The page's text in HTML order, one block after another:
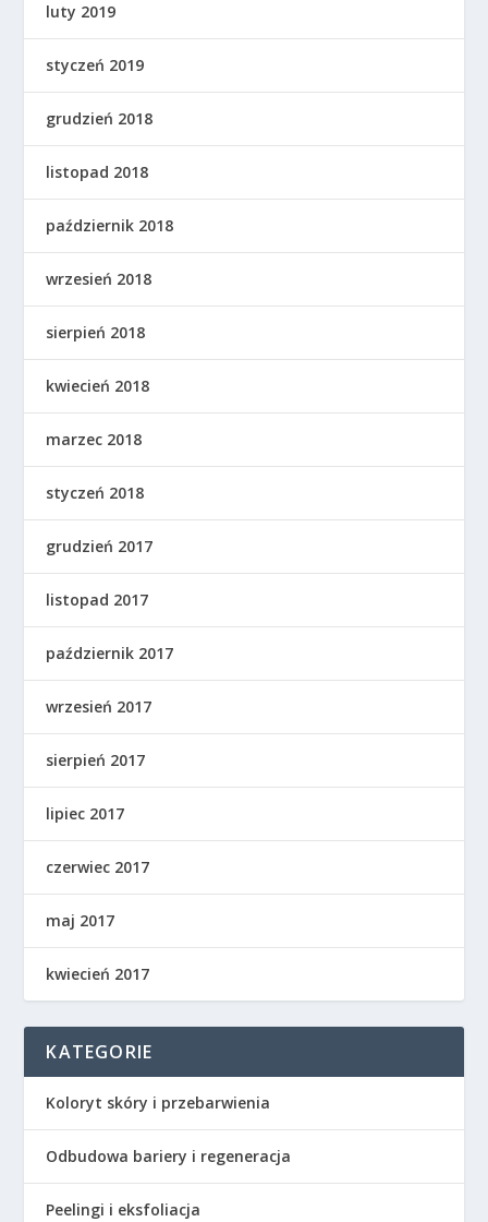
luty 2019
styczeń 2019
grudzień 2018
listopad 2018
październik 2018
wrzesień 2018
sierpień 2018
kwiecień 2018
marzec 2018
styczeń 2018
grudzień 2017
listopad 2017
październik 2017
wrzesień 2017
sierpień 2017
lipiec 2017
czerwiec 2017
maj 2017
kwiecień 2017
KATEGORIE
Koloryt skóry i przebarwienia
Odbudowa bariery i regeneracja
Peelingi i eksfoliacja